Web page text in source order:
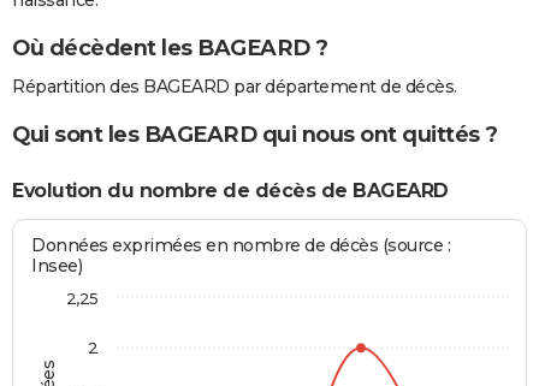
Où décèdent les BAGEARD ?
Répartition des BAGEARD par département de décès.
Qui sont les BAGEARD qui nous ont quittés ?
Evolution du nombre de décès de BAGEARD
Données exprimées en nombre de décès (source :
Insee)
2
2,25